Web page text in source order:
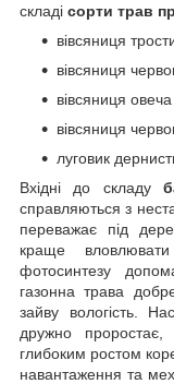
складі сорти трав
вівсяниця
вівсяниця
вівсяниця
вівсяниця
луговик
Вхідні до складу
справляються з
переважає під
краще
фотосинтезу
газонна трава
зайву вологість.
дружно проростає,
глибоким ростом
навантаження та